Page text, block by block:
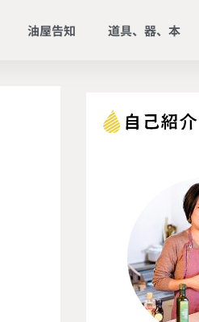
油屋告知 道具、器、本